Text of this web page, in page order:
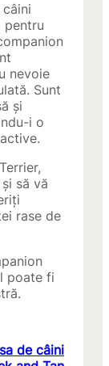
pentru
nevoie
Sunt
și
i o
să vă
rase de
poate fi
de câini